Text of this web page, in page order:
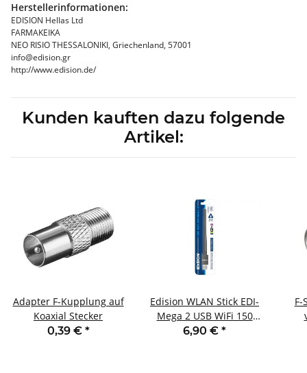
Herstellerinformationen:
EDISION Hellas Ltd
FARMAKEIKA
NEO RISIO THESSALONIKI, Griechenland, 57001
info@edision.gr
http://www.edision.de/
Kunden kauften dazu folgende
Artikel:
Adapter F-Kupplung auf
Koaxial Stecker
0,39 € *
Edision WLAN Stick EDI-
Mega 2 USB WiFi 150
Mbps mit Antenne
6,90 € *
F-